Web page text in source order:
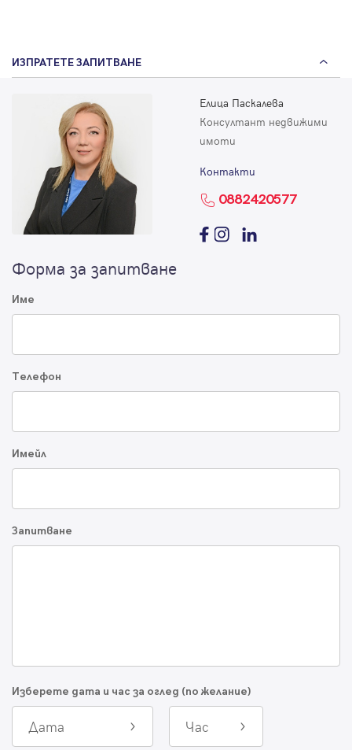
ИЗПРАТЕТЕ ЗАПИТВАНЕ
Елица Паскалева
Консултант недвижими
имоти
Контакти
0882420577
Форма за запитване
Име
Телефон
Имейл
Запитване
Изберете дата и час за оглед (по желание)
Дата Час